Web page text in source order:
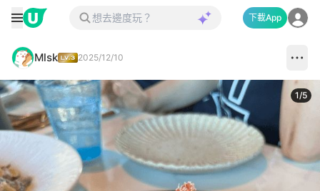
下載App
Mlsk 2025/12/10
1/5